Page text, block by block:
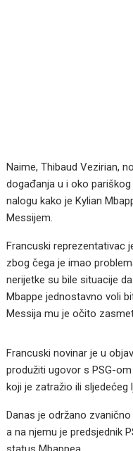
Naime, Thibaud Vezirian,
događanja u i oko
nalogu kako je Kylian
Messijem.
Francuski reprezentativac
zbog čega je imao
nerijetke su bile situacije
Mbappe jednostavno voli
Messija mu je očito
Francuski novinar je u
produžiti ugovor s PSG-
koji je zatražio ili sljedećeg
Danas je održano
a na njemu je predsjednik